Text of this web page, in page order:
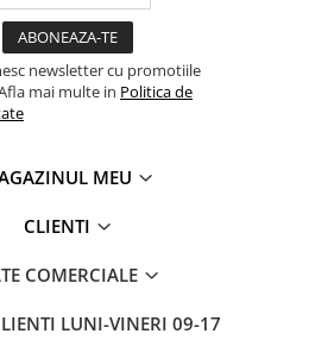
newsletter cu promotiile
mai multe in Politica de
MEU
CLIENTI
COMERCIALE
LUNI-VINERI 09-17